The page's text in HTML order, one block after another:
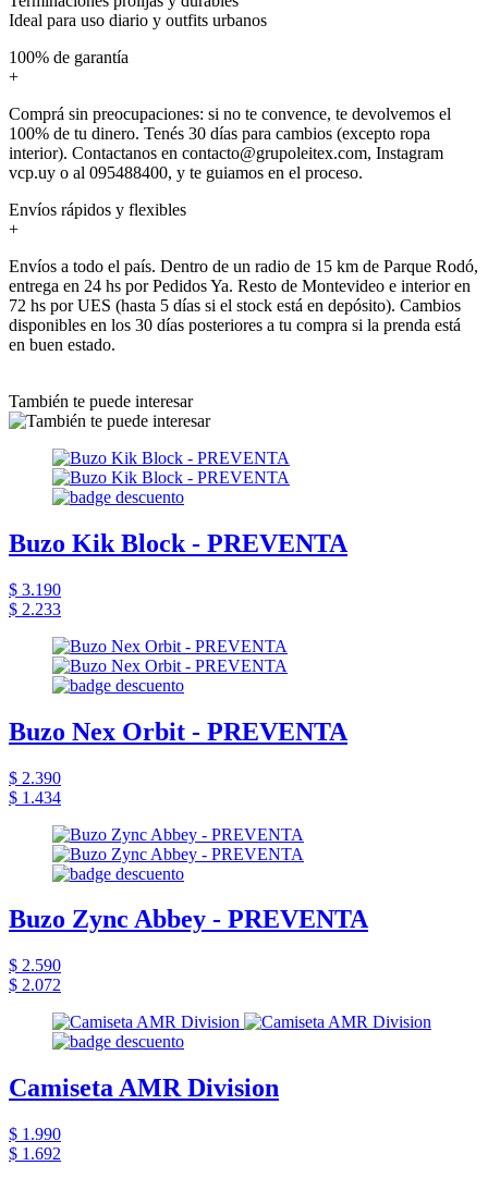
Ideal para uso diario y outfits urbanos
100% de garantía
+
Comprá sin preocupaciones: si no te convence, te devolvemos el
100% de tu dinero. Tenés 30 días para cambios (excepto ropa
interior). Contactanos en contacto@grupoleitex.com, Instagram
vcp.uy o al 095488400, y te guiamos en el proceso.
Envíos rápidos y flexibles
+
Envíos a todo el país. Dentro de un radio de 15 km de Parque Rodó,
entrega en 24 hs por Pedidos Ya. Resto de Montevideo e interior en
72 hs por UES (hasta 5 días si el stock está en depósito). Cambios
disponibles en los 30 días posteriores a tu compra si la prenda está
en buen estado.
También te puede interesar
Buzo Kik Block - PREVENTA
$ 3.190
$ 2.233
Buzo Nex Orbit - PREVENTA
$ 2.390
$ 1.434
Buzo Zync Abbey - PREVENTA
$ 2.590
$ 2.072
Camiseta AMR Division
$ 1.990
$ 1.692